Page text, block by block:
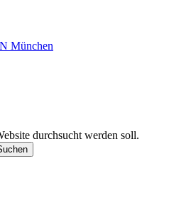
durchsucht werden soll.